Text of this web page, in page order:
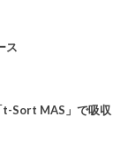
ス
t-Sort MAS」で吸収